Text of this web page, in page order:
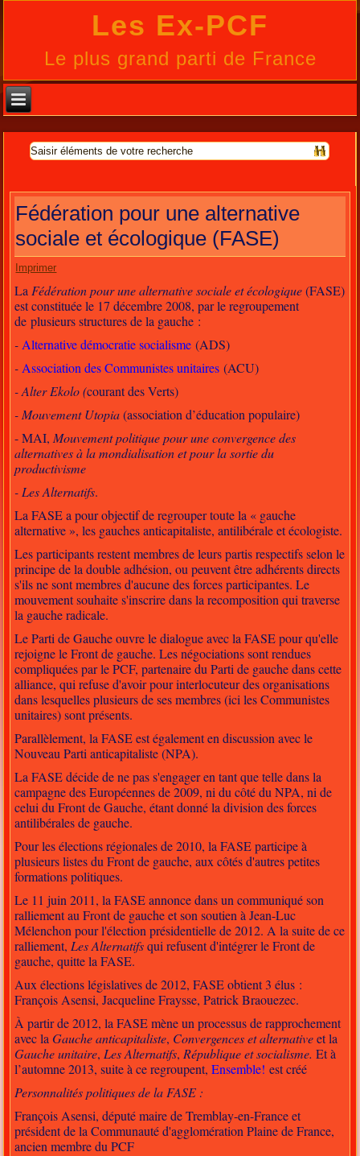
Les Ex-PCF
Le plus grand parti de France
Fédération pour une alternative
sociale et écologique (FASE)
Imprimer
LaFédération pour une alternative sociale et écologique(FASE)
est constituée le 17 décembre 2008, par le regroupement
de plusieurs structures de la gauche :
-Alternative démocratie socialisme (ADS)
-Association des Communistes unitaires (ACU)
- Alter Ekolo (courant des Verts)
- Mouvement Utopia(association d’éducation populaire)
- MAI,Mouvement politique pour une convergence des
alternatives à la mondialisation et pour la sortie du
productivisme
- Les Alternatifs.
La FASE a pour objectif de regrouper toute la « gauche
alternative », les gauches anticapitaliste, antilibérale et écologiste.
Les participants restent membres de leurs partis respectifs selon le
principe de la double adhésion, ou peuvent être adhérents directs
s'ils ne sont membres d'aucune des forces participantes. Le
mouvement souhaite s'inscrire dans la recomposition qui traverse
la gauche radicale.
Le Parti de Gauche ouvre le dialogue avec la FASE pour qu'elle
rejoigne le Front de gauche. Les négociations sont rendues
compliquées par le PCF, partenaire du Parti de gauche dans cette
alliance, qui refuse d'avoir pour interlocuteur des organisations
dans lesquelles plusieurs de ses membres (ici les Communistes
unitaires) sont présents.
Parallèlement, la FASE est également en discussion avec le
Nouveau Parti anticapitaliste (NPA).
La FASE décide de ne pas s'engager en tant que telle dans la
campagne des Européennes de 2009, ni du côté du NPA, ni de
celui du Front de Gauche, étant donné la division des forces
antilibérales de gauche.
Pour les élections régionales de 2010, la FASE participe à
plusieurs listes du Front de gauche, aux côtés d'autres petites
formations politiques.
Le 11 juin 2011, la FASE annonce dans un communiqué son
ralliement au Front de gauche et son soutien à Jean-Luc
Mélenchon pour l'élection présidentielle de 2012. A la suite de ce
ralliement,Les Alternatifsqui refusent d'intégrer le Front de
gauche, quitte la FASE.
Aux élections législatives de 2012, FASE obtient 3 élus :
François Asensi, Jacqueline Fraysse, Patrick Braouezec.
À partir de 2012, la FASE mène un processus de rapprochement
avec laGauche anticapitaliste, Convergences et alternativeet la
Gauche unitaire,Les Alternatifs,République et socialisme. Et à
l’automne 2013, suite à ce regroupent,Ensemble! est créé
Personnalités politiques de la FASE :
François Asensi, député maire de Tremblay-en-France et
président de la Communauté d'agglomération Plaine de France,
ancien membre du PCF